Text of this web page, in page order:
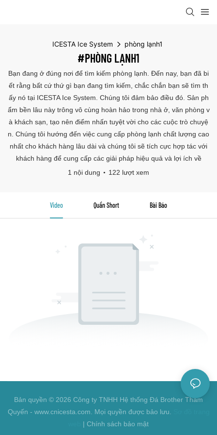
ICESTA Ice System phòng lạnh1
#PHÒNG LẠNH1
Bạn đang ở đúng nơi để tìm kiếm phòng lạnh. Đến nay, bạn đã bi
ết rằng bất cứ thứ gì bạn đang tìm kiếm, chắc chắn bạn sẽ tìm th
ấy nó tại ICESTA Ice System. Chúng tôi đảm bảo điều đó. Sản ph
ẩm bền lâu này trông vô cùng hoàn hảo trong nhà ở, văn phòng v
à khách sạn, tạo nên điểm nhấn tuyệt vời cho các cuộc trò chuyệ
n. Chúng tôi hướng đến việc cung cấp phòng lạnh chất lượng cao
nhất cho khách hàng lâu dài và chúng tôi sẽ tích cực hợp tác với
khách hàng để cung cấp các giải pháp hiệu quả và lợi ích về
1 nội dung
122 lượt xem
Video Quần Short Bài Báo
Bản quyền © 2026 Công ty TNHH Hệ thống Đá Brother Thâm
Quyến - www.cnicesta.com. Mọi quyền được bảo lưu.
| Chính sách bảo mật